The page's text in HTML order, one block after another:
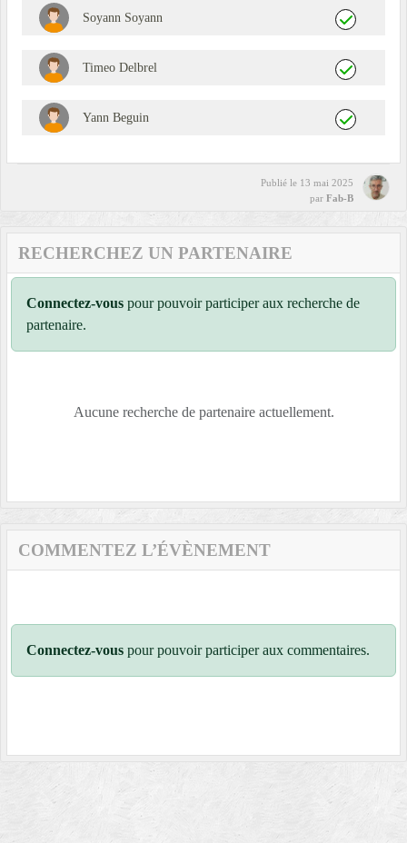
Soyann Soyann
Timeo Delbrel
Yann Beguin
Publié le 13 mai 2025
par Fab-B
RECHERCHEZ UN PARTENAIRE
Connectez-vous pour pouvoir participer aux recherche de
partenaire.
Aucune recherche de partenaire actuellement.
COMMENTEZ L’ÉVÈNEMENT
Connectez-vous pour pouvoir participer aux commentaires.